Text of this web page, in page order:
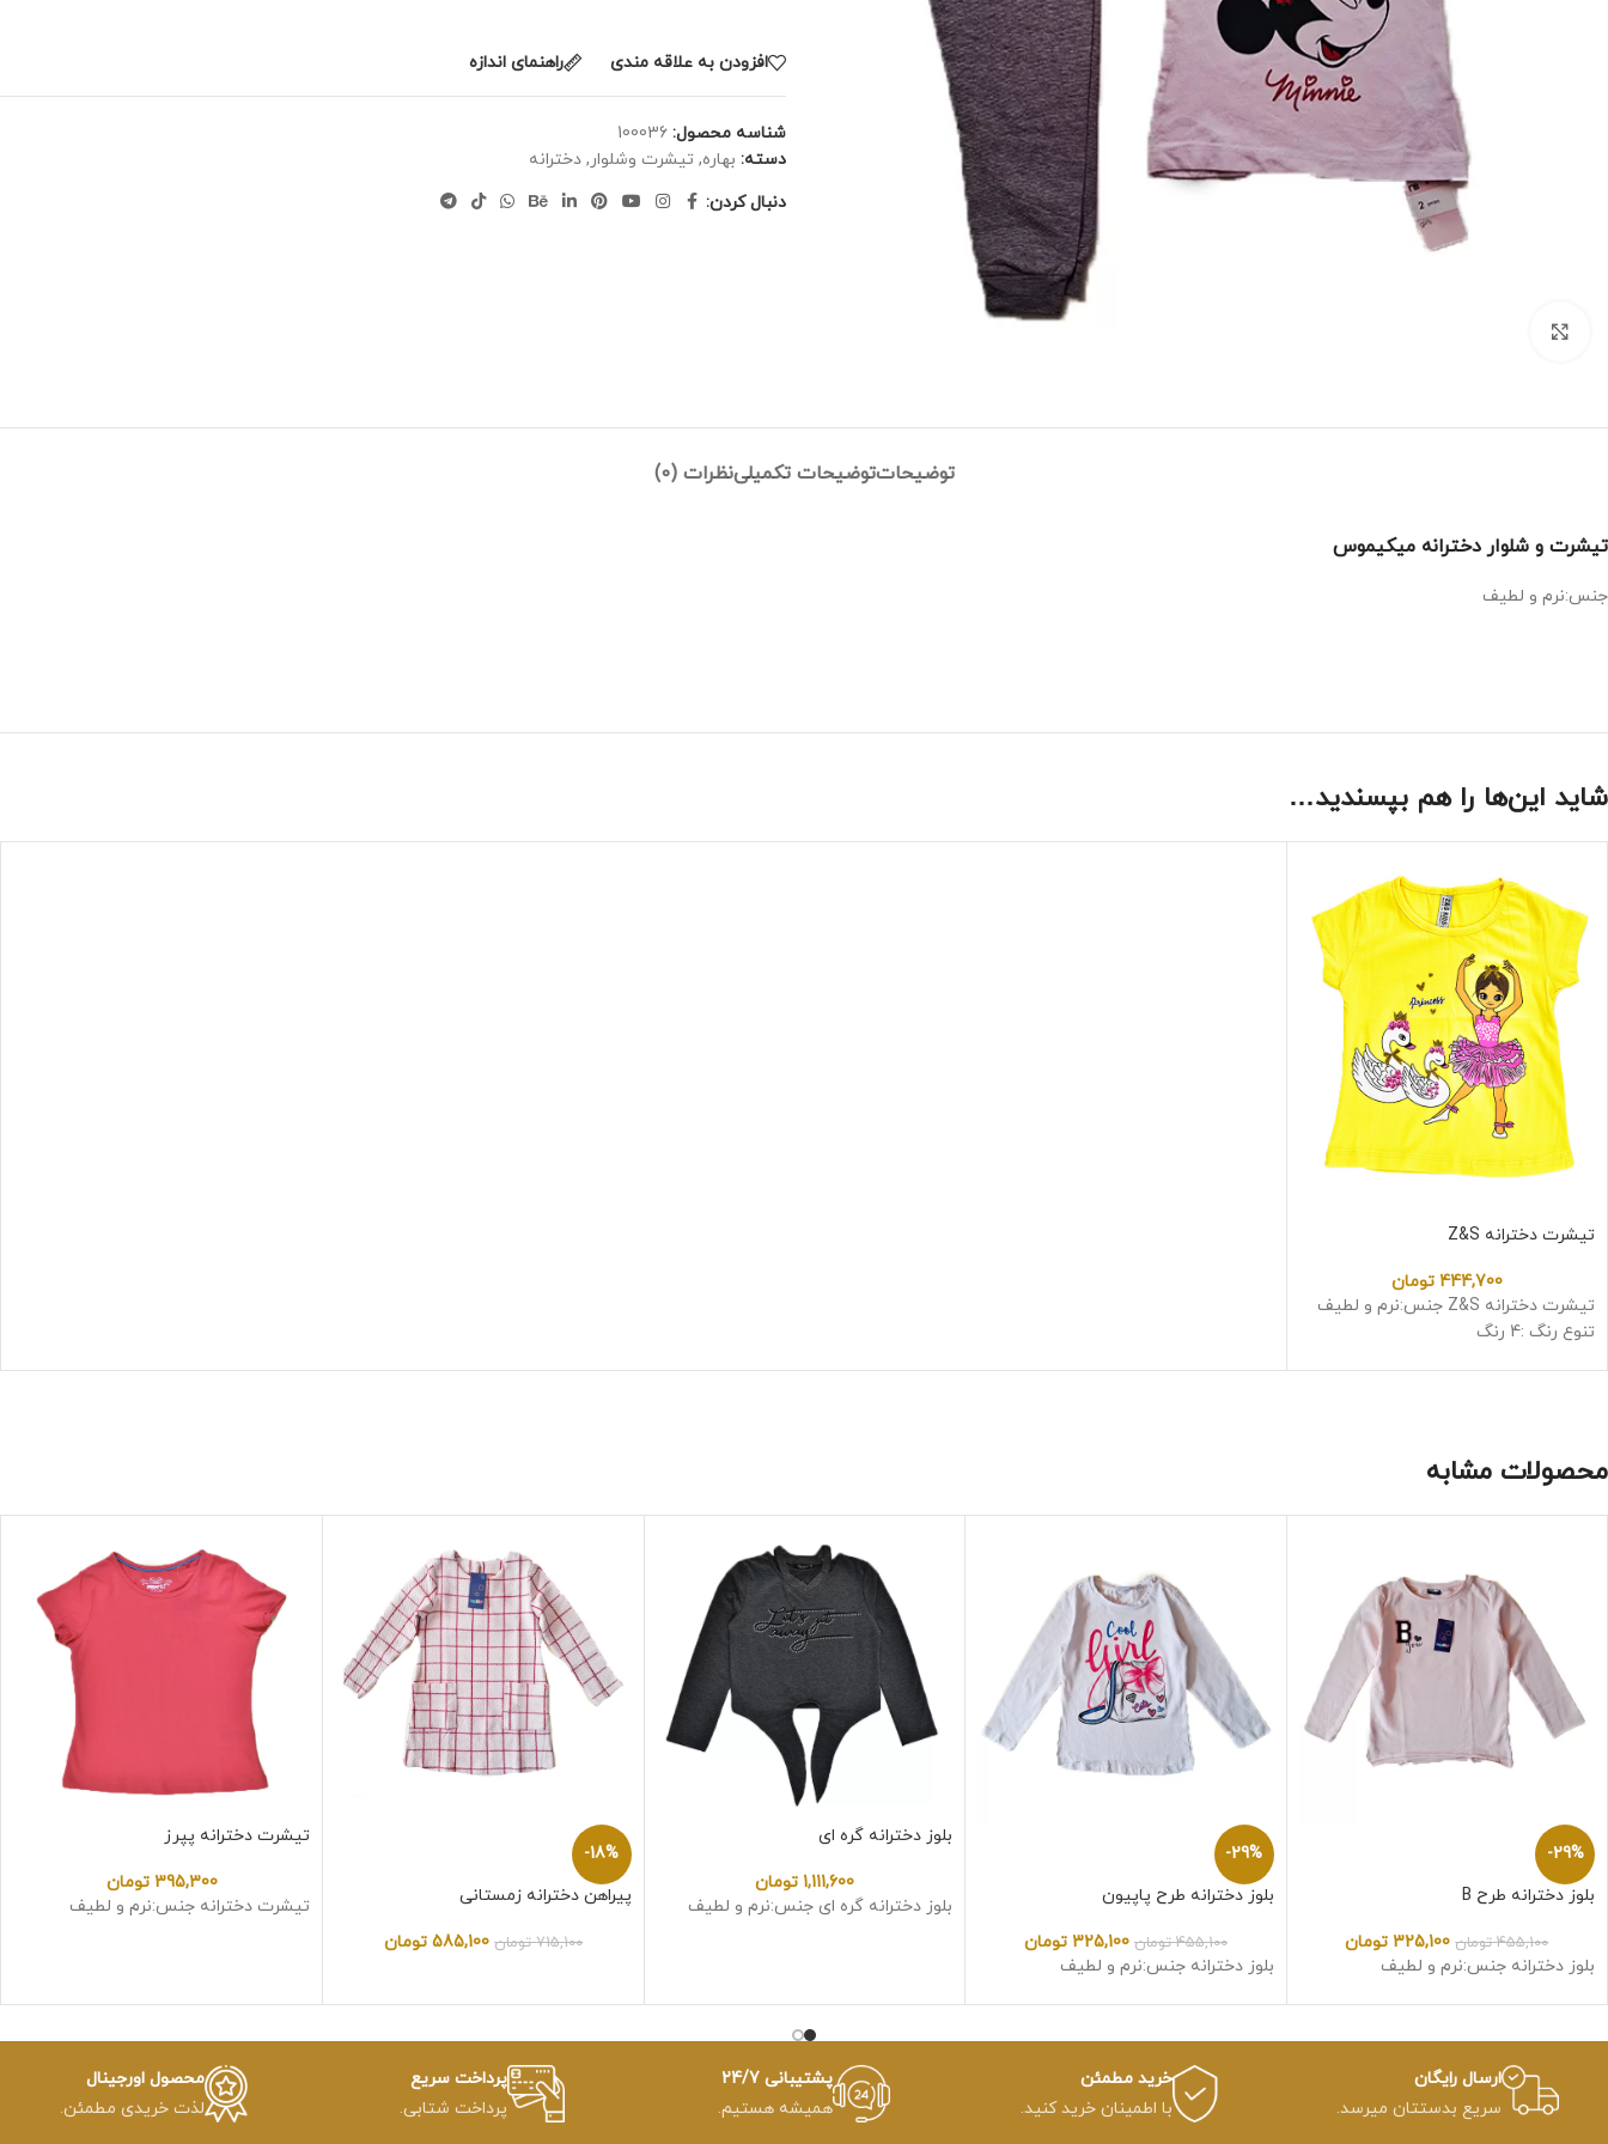
افزودن به علاقه مندی راهنمای اندازه
شناسه محصول: 100036
دسته: بهاره, تیشرت وشلوار, دخترانه
دنبال کردن:
توضیحاتتوضیحات تکمیلینظرات (0)
تیشرت و شلوار دخترانه میکیموس
جنس:نرم و لطیف
شاید این‌ها را هم بپسندید…
تیشرت دخترانه Z&S
444,700 تومان
تیشرت دخترانه Z&S جنس:نرم و لطیف
تنوع رنگ :4 رنگ
محصولات مشابه
-29%
بلوز دخترانه طرح B
455,100 تومان 325,100 تومان
بلوز دخترانه جنس:نرم و لطیف
-29%
بلوز دخترانه طرح پاپیون
455,100 تومان 325,100 تومان
بلوز دخترانه جنس:نرم و لطیف
بلوز دخترانه گره ای
1,111,600 تومان
بلوز دخترانه گره ای جنس:نرم و لطیف
-18%
پیراهن دخترانه زمستانی
715,100 تومان 585,100 تومان
تیشرت دخترانه پپرز
395,300 تومان
تیشرت دخترانه جنس:نرم و لطیف
محصول اورجینال
لذت خریدی مطمئن.
پرداخت سریع
پرداخت شتابی.
پشتیبانی 24/7
همیشه هستیم.
خرید مطمئن
با اطمینان خرید کنید.
ارسال رایگان
سریع بدستتان میرسد.